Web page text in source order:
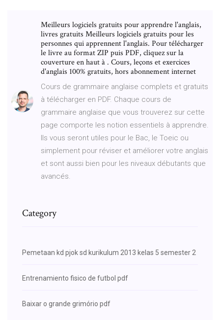
Meilleurs logiciels gratuits pour apprendre l'anglais,
livres gratuits Meilleurs logiciels gratuits pour les
personnes qui apprennent l'anglais. Pour télécharger
le livre au format ZIP puis PDF, cliquez sur la
couverture en haut à . Cours, leçons et exercices
d'anglais 100% gratuits, hors abonnement internet
Cours de grammaire anglaise complets et gratuits
à télécharger en PDF. Chaque cours de
grammaire anglaise que vous trouverez sur cette
page comporte les notion essentiels à apprendre.
Ils vous seront utiles pour le Bac, le Toeic ou
simplement pour réviser et améliorer votre anglais
et sont aussi bien pour les niveaux débutants que
avancés.
Category
Pemetaan kd pjok sd kurikulum 2013 kelas 5 semester 2
Entrenamiento fisico de futbol pdf
Baixar o grande grimório pdf